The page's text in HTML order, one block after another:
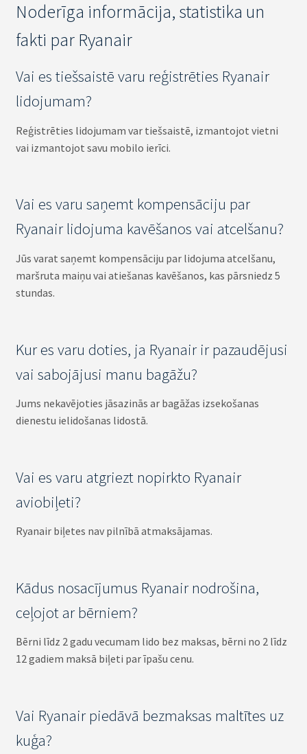
Noderīga informācija, statistika un
fakti par Ryanair
Vai es tiešsaistē varu reģistrēties Ryanair
lidojumam?
Reģistrēties lidojumam var tiešsaistē, izmantojot vietni
vai izmantojot savu mobilo ierīci.
Vai es varu saņemt kompensāciju par
Ryanair lidojuma kavēšanos vai atcelšanu?
Jūs varat saņemt kompensāciju par lidojuma atcelšanu,
maršruta maiņu vai atiešanas kavēšanos, kas pārsniedz 5
stundas.
Kur es varu doties, ja Ryanair ir pazaudējusi
vai sabojājusi manu bagāžu?
Jums nekavējoties jāsazinās ar bagāžas izsekošanas
dienestu ielidošanas lidostā.
Vai es varu atgriezt nopirkto Ryanair
aviobiļeti?
Ryanair biļetes nav pilnībā atmaksājamas.
Kādus nosacījumus Ryanair nodrošina,
ceļojot ar bērniem?
Bērni līdz 2 gadu vecumam lido bez maksas, bērni no 2 līdz
12 gadiem maksā biļeti par īpašu cenu.
Vai Ryanair piedāvā bezmaksas maltītes uz
kuģa?